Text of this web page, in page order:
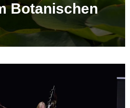
Botanischen